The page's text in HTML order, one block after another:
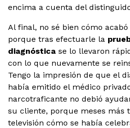
encima a cuenta del
Al final, no sé bien cómo
porque tras efectuarle la
diagnóstica se lo llevaron
con lo que nuevamente se
Tengo la impresión de que el
había emitido el médico
narcotraficante no debió
su cliente, porque meses más
televisión cómo se había